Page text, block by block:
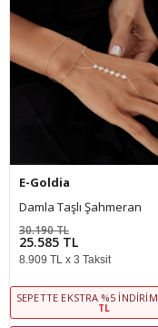
E-Goldia
Damla Taşlı Şahmeran
25.585 TL
30.190 TL
8.909 TL x 3 Taksit
SEPETTE EKSTRA %5 İNDIRIM
TL